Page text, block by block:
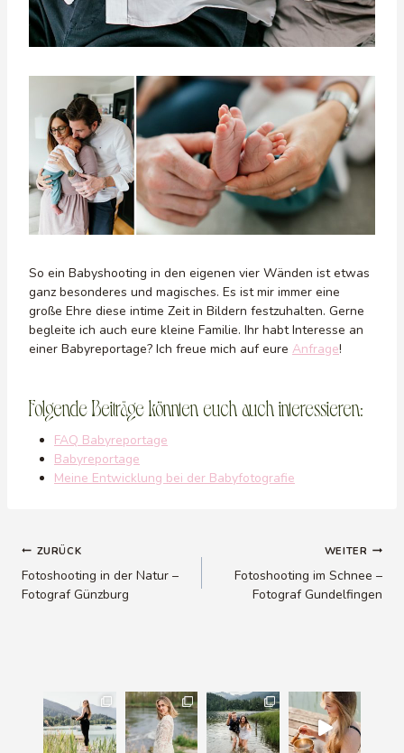
So ein Babyshooting in den eigenen vier Wänden ist etwas
ganz besonderes und magisches. Es ist mir immer eine
große Ehre diese intime Zeit in Bildern festzuhalten. Gerne
begleite ich auch eure kleine Familie. Ihr habt Interesse an
einer Babyreportage? Ich freue mich auf eure Anfrage!
Folgende Beiträge könnten euch auch interessieren:
FAQ Babyreportage
Babyreportage
Meine Entwicklung bei der Babyfotografie
Beitragsnavigation
ZURÜCK
Fotoshooting in der Natur –
Fotograf Günzburg
WEITER
Fotoshooting im Schnee –
Fotograf Gundelfingen